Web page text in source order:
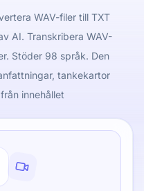
WAV-filer till TXT
AI. Transkribera WAV-
Stöder 98 språk. Den
tankekartor
innehållet